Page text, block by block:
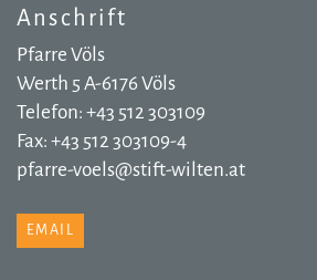
Anschrift
Pfarre Völs
Werth 5 A-6176 Völs
Telefon: +43 512 303109
Fax: +43 512 303109-4
pfarre-voels@stift-wilten.at
EMAIL